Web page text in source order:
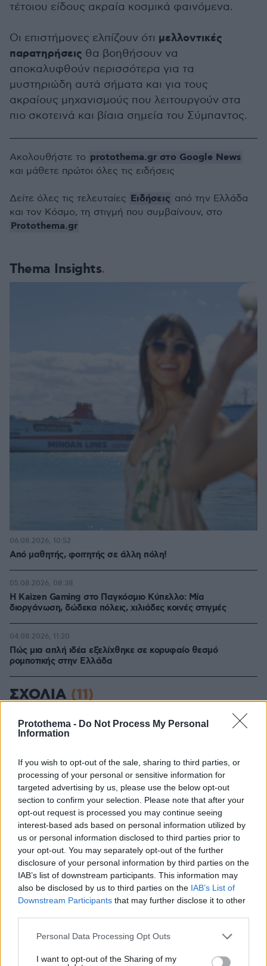
Protothema - Do Not Process My Personal
Information
If you wish to opt-out of the sale, sharing to third parties, or
processing of your personal or sensitive information for
targeted advertising by us, please use the below opt-out
section to confirm your selection. Please note that after your
opt-out request is processed you may continue seeing
interest-based ads based on personal information utilized by
us or personal information disclosed to third parties prior to
your opt-out. You may separately opt-out of the further
disclosure of your personal information by third parties on the
IAB’s list of downstream participants. This information may
also be disclosed by us to third parties on the IAB’s List of
Downstream Participants that may further disclose it to other
Please note that this website/app uses one or more Google
not limited to your visit or usage behaviour. You may click to
Personal Data Processing Opt Outs
I want to opt-out of the Sharing of my
τέτοιου είδους ακραία κοσμικά φαινόμενα.
Οι επιστήμονες ελπίζουν ότι μελλοντικές
παρατηρήσεις θα βοηθήσουν να
αποκαλυφθούν περισσότερα για τα
μυστηριώδη αυτά σήματα και για τους
ακραίους μηχανισμούς που λειτουργούν στα
πιο σκοτεινά και βίαια σημεία του Σύμπαντος.
Thema Insights
Από μαθητής, φοιτητής σε άλλη πόλη!
06.08.2026, 10:52
H Kaizen Gaming στο Παγκόσμιο Kύπελλο: Μία
διοργάνωση, δώδεκα πόλεις, χιλιάδες κοινές στιγμές
05.08.2026, 08:38
Πώς μια απλή ιδέα εξελίχθηκε σε κορυφαίο θεσμό
ρομποτικής στην Ελλάδα
04.08.2026, 11:20
Ακολουθήστε το protothema.gr στο Google News
και μάθετε πρώτοι όλες τις ειδήσεις
Δείτε όλες τις τελευταίες Ειδήσεις από την Ελλάδα
και τον Κόσμο, τη στιγμή που συμβαίνουν, στο
Protothema.gr
ΣΧΟΛΙΑ (11)
ΠΡΟΣΘΗΚΗ ΣΧΟΛΙΟΥ
Ενα
30.05.2026, 13:18
Διαστημόπλοιο από εξωγήινους άφησαν τα αλάρμ
ανοιχτα
ΑΠΑΝΤΗΣΗ
Ton Ton Macoute
30.05.2026, 13:15
Απλά ήταν οι Black Sabbath που περπλανιωντουσαν
στο διάστημα στα μαγικά 70ς με το planet caravan,
Γάτος